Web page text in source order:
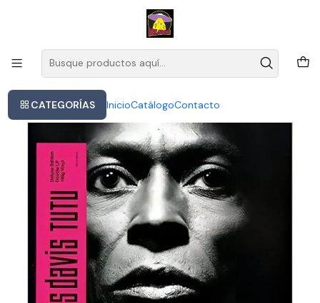
CATEGORÍAS InicioCatálogoContacto
Este es el texto del slide